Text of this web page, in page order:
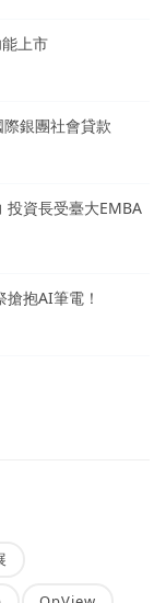
上市
銀團社會貸款
投資長受臺大EMBA
抱AI筆電！